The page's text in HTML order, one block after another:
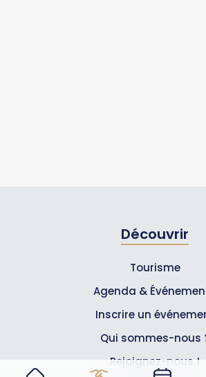
Découvrir
Tourisme
Agenda &
Inscrire un
Qui sommes-nous
Rejoignez-nous !